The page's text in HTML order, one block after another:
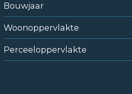
Bouwjaar
Woonoppervlakte
Perceeloppervlakte